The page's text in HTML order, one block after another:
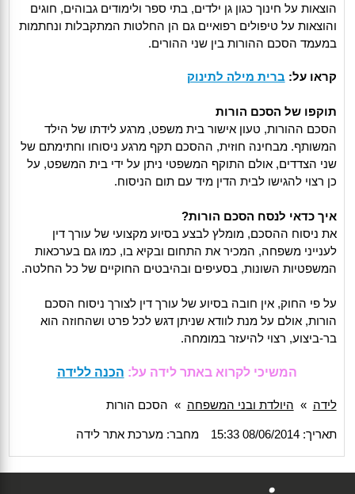
הוצאות על חינוך כגון גן ילדים, בתי ספר ולימודים גבוהים, חוגים
והוצאות על טיפולים רפואיים גם הן החלטות המתקבלות ונחתמות
במעמד הסכם ההורות בין שני ההורים.
קראו על: ברית מילה לתינוק
תוקפו של הסכם הורות
הסכם ההורות, טעון אישור בית משפט, מרגע לידתו של הילד
המשותף. מבחינה חוזית, ההסכם תקף מרגע ניסוחו וחתימתם של
שני הצדדים, אולם התוקף המשפטי ניתן על ידי בית המשפט, על
כן רצוי להגישו לבית הדין מיד עם תום הניסוח.
איך כדאי לנסח הסכם הורות?
את ניסוח ההסכם, מומלץ לבצע בסיוע מקצועי של עורך דין
לענייני משפחה, המכיר את התחום ובקיא בו, כמו גם בערכאות
המשפטיות השונות, בסעיפים ובהיבטים החוקיים של כל החלטה.
על פי החוק, אין חובה בסיוע של עורך דין לצורך ניסוח הסכם
הורות, אולם על מנת לוודא שניתן דגש לכל פרט ושהחוזה הוא
בר-ביצוע, רצוי להיעזר במומחה.
המשיכי לקרוא באתר לידה על: הכנה ללידה
לידה » היולדת ובני המשפחה » הסכם הורות
תאריך: 08/06/2014 15:33 מחבר: מערכת אתר לידה